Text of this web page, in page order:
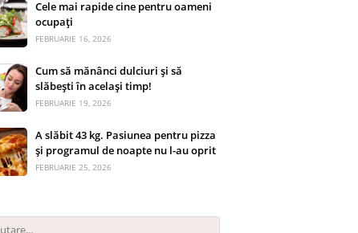
Cele mai rapide cine pentru oameni
ocupați
FEBRUARIE 16, 2026
Cum să mănânci dulciuri și să
slăbești în același timp!
FEBRUARIE 19, 2026
A slăbit 43 kg. Pasiunea pentru pizza
și programul de noapte nu l-au oprit
FEBRUARIE 25, 2026